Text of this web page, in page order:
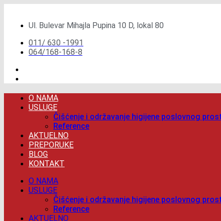
садржајUl. Bulevar Mihajla Pupina 10 D, lokal 80
011/ 630 -1991
064/168-168-8
O NAMA
USLUGE
Čišćenje i održavanje higijene poslovnog
Reference
AKTUELNO
PREPORUKE
BLOG
KONTAKT
O NAMA
USLUGE
Čišćenje i održavanje higijene poslovnog
Reference
AKTUELNO